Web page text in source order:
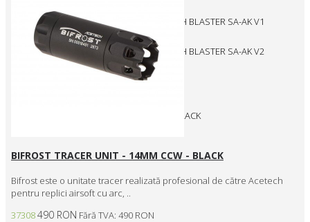
TRACER SPECNA ARMS X ACETECH BLASTER SA-AK V1
SUPPRESSOR BLACK
TRACER SPECNA ARMS X ACETECH BLASTER SA-AK V2
SUPPRESSOR BLACK
TRACER UNIT - LIGHTER R - BLACK
XT301 MK2 TRACER UNIT CCW - BLACK
BIFROST TRACER UNIT - 14MM CCW - BLACK
Bifrost este o unitate tracer realizată profesional de către Acetech
pentru replici airsoft cu arc, ..
37308490 RON Fără TVA: 490 RON